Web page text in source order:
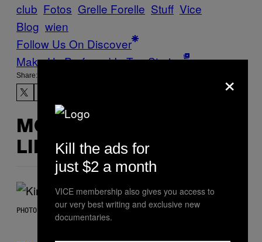
club Fotos Grelle Forelle Stuff Vice
Blog wien
Follow Us On Discover
Make Us Preferred In Top Stories
Share:
MORE
LIKE THIS
PHOTO BY JEFF KRAVITZ/FILMMAGIC
×
Kill the ads for
just $2 a month
VICE membership also gives you access to
our very best writing and exclusive new
documentaries.